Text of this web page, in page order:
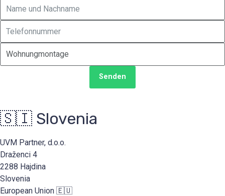
Senden
🇸🇮 Slovenia
UVM Partner, d.o.o.
Draženci 4
2288 Hajdina
Slovenia
European Union 🇪🇺
Kostenloses Gespräch
Reservieren Sie einen Termin für ein kostenloses
Gespräch. Wir werden Sie innerhalb eines Tages
zurückrufen.